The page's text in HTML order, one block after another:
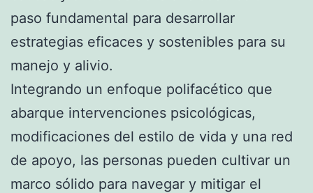
paso fundamental para desarrollar
estrategias eficaces y sostenibles para su
manejo y alivio.
Integrando un enfoque polifacético que
abarque intervenciones psicológicas,
modificaciones del estilo de vida y una red
de apoyo, las personas pueden cultivar un
marco sólido para navegar y mitigar el